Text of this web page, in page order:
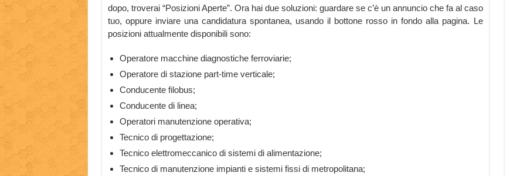
dopo, troverai “Posizioni Aperte”. Ora hai due soluzioni: guardare se c’è un annuncio che fa al caso
tuo, oppure inviare una candidatura spontanea, usando il bottone rosso in fondo alla pagina. Le
posizioni attualmente disponibili sono:
Operatore macchine diagnostiche ferroviarie;
Operatore di stazione part-time verticale;
Conducente filobus;
Conducente di linea;
Operatori manutenzione operativa;
Tecnico di progettazione;
Tecnico elettromeccanico di sistemi di alimentazione;
Tecnico di manutenzione impianti e sistemi fissi di metropolitana;